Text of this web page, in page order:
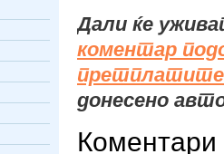
Дали ќе
коментар
претплатите
донесено
Коментари